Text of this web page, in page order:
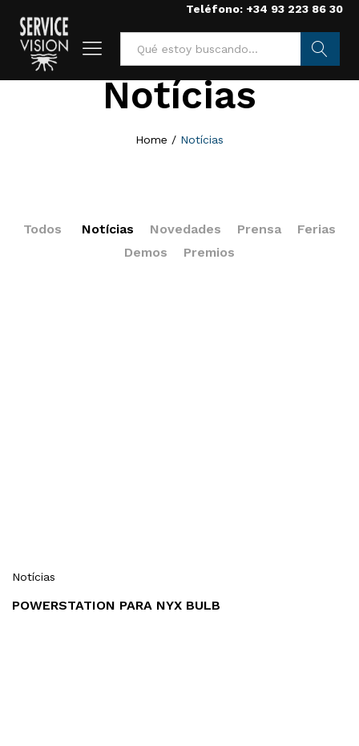
Teléfono: +34 93 223 86 30
Searc
Notícias
Home / Notícias
Todos Notícias Novedades Prensa
Ferias
Demos
Premios
Notícias
POWERSTATION PARA NYX BULB